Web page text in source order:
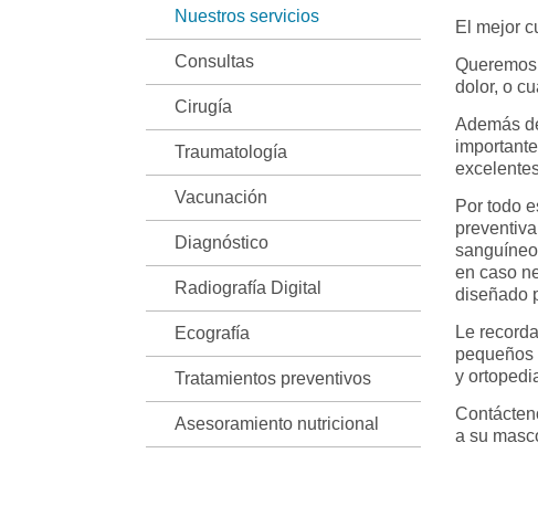
Nuestros servicios
Consultas
Cirugía
Traumatología
Vacunación
Diagnóstico
Radiografía Digital
Ecografía
Tratamientos preventivos
Asesoramiento nutricional
El mejor
dolor, o
Además
Por todo
en caso
diseñado
Le
pequeños
y
a su